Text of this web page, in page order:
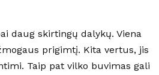
daug skirtingų dalykų. Viena
prigimtį. Kita vertus, jis
Taip pat vilko buvimas gali